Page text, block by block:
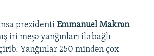
prezidenti Emmanuel Makron
iri meşə yanğınları ilə bağlı
Yanğınlar 250 mindən çox